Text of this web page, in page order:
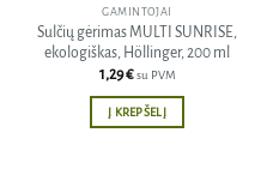
GAMINTOJAI
Sulčių gėrimas MULTI SUNRISE,
ekologiškas, Höllinger, 200 ml
1,29€ su PVM
Į KREPŠELĮ